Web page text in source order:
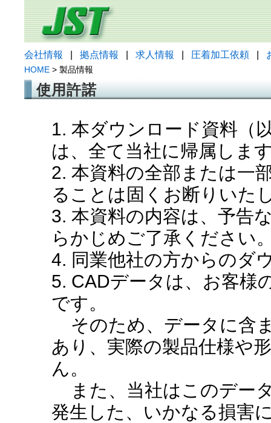
会社情報 拠点情報 求人情報 圧着加工依頼
HOME > 製品情報
使用許諾
1. 本ダウンロード資料（
は、全て当社に帰属しま
2. 本資料の全部または一
ることは固くお断りいた
3. 本資料の内容は、予告
らかじめご了承ください
4. 同業他社の方からのダ
5. CADデータは、お客様
です。
そのため、データに含
あり、実際の製品仕様や
ん。
また、当社はこのデー
発生した、いかなる損害